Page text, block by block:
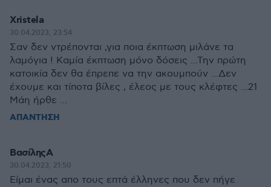
Xristela
30.04.2023, 23:54
Σαν δεν ντρέπονται ,για ποια έκπτωση μιλάνε τα
λαμόγια ! Καμία έκπτωση μόνο δόσεις ...Την πρώτη
κατοικία δεν θα έπρεπε να την ακουμπούν ...Δεν
έχουμε και τίποτα βίλες , έλεος με τους κλέφτες ...21
Μάη ήρθε ...
ΑΠΑΝΤΗΣΗ
ΒασίληςΑ
30.04.2023, 21:50
Είμαι ένας απο τους επτά έλληνες που δεν πήγε